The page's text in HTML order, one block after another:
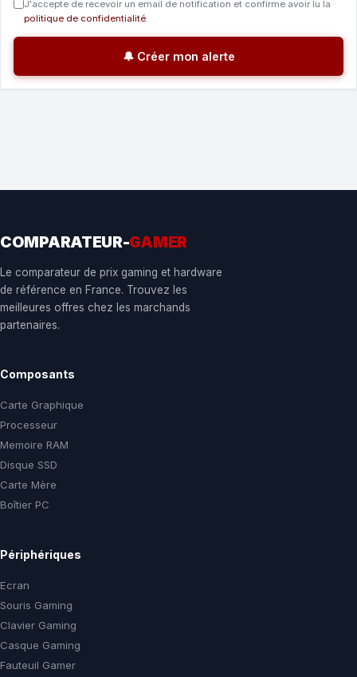
J'accepte de recevoir un email de notification et confirme avoir lu la
politique de confidentialité.
🔔 Créer mon alerte
COMPARATEUR-GAMER
Le comparateur de prix gaming et hardware
de référence en France. Trouvez les
meilleures offres chez les marchands
partenaires.
Composants
Carte Graphique
Processeur
Memoire RAM
Disque SSD
Carte Mère
Boîtier PC
Périphériques
Ecran
Souris Gaming
Clavier Gaming
Casque Gaming
Fauteuil Gamer